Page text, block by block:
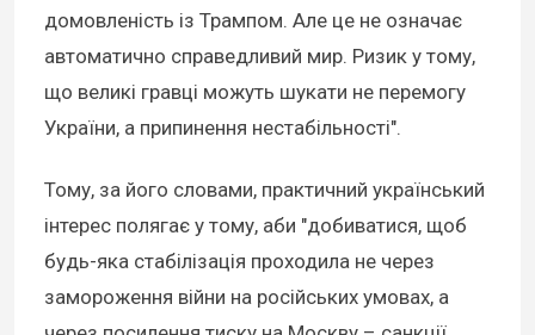
домовленість із Трампом. Але це не означає
автоматично справедливий мир. Ризик у тому,
що великі гравці можуть шукати не перемогу
України, а припинення нестабільності".
Тому, за його словами, практичний український
інтерес полягає у тому, аби "добиватися, щоб
будь-яка стабілізація проходила не через
замороження війни на російських умовах, а